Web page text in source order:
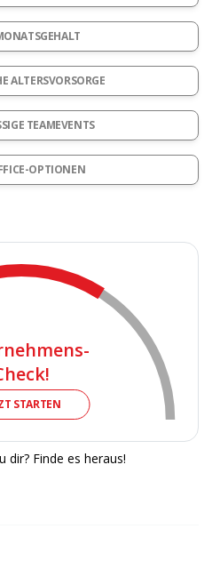
ALTERSVORSORGE
TEAMEVENTS
OPTIONEN
STARTEN
dir? Finde es heraus!